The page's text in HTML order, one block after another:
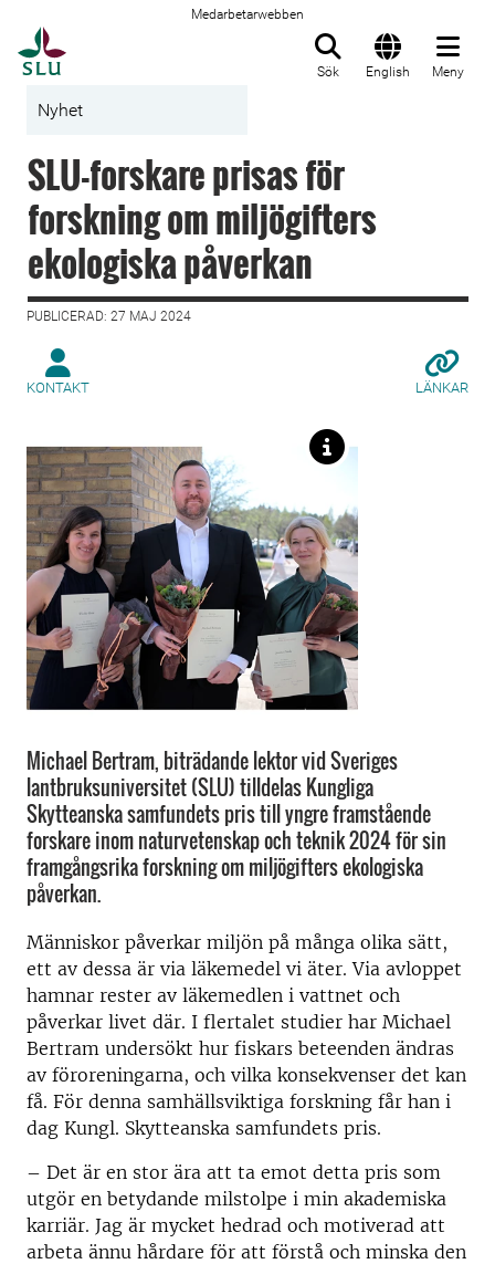
Medarbetarwebben
Sök English Meny
Nyhet
SLU-forskare prisas för
forskning om miljögifters
ekologiska påverkan
PUBLICERAD: 27 MAJ 2024
KONTAKT LÄNKAR
Michael Bertram, biträdande lektor vid Sveriges
lantbruksuniversitet (SLU) tilldelas Kungliga
Skytteanska samfundets pris till yngre framstående
forskare inom naturvetenskap och teknik 2024 för sin
framgångsrika forskning om miljögifters ekologiska
påverkan.
Människor påverkar miljön på många olika sätt,
ett av dessa är via läkemedel vi äter. Via avloppet
hamnar rester av läkemedlen i vattnet och
påverkar livet där. I flertalet studier har Michael
Bertram undersökt hur fiskars beteenden ändras
av föroreningarna, och vilka konsekvenser det kan
få. För denna samhällsviktiga forskning får han i
dag Kungl. Skytteanska samfundets pris.
– Det är en stor ära att ta emot detta pris som
utgör en betydande milstolpe i min akademiska
karriär. Jag är mycket hedrad och motiverad att
arbeta ännu hårdare för att förstå och minska den